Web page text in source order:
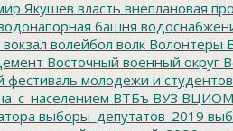
Якушев власть внеплановая
башня
вокзал волейбол волк Волонтеры
Восточный военный округ
фестиваль молодежи и студентов
ВТБъ ВУЗ ВЦИОМ
выборы_депутатов_2019